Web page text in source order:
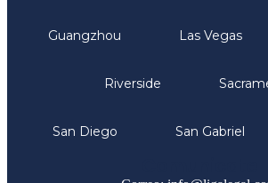
Guangzhou Las Vegas
Riverside
San Diego San Gabriel